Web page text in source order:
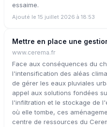
essaime.
Ajouté le 15 juillet 2026 à 18:53
Mettre en place une
www.cerema.fr
Face aux conséquences du
l'intensification des aléas
de gérer les eaux pluviales
appel aux solutions fondées
l'infiltration et le stockage de
où elle tombe, ces
centre de ressources du